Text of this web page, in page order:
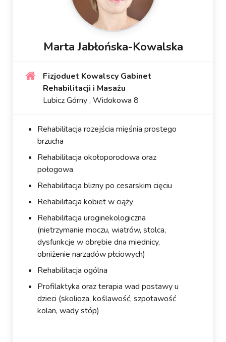
Marta Jabłońska-Kowalska
Fizjoduet Kowalscy Gabinet
Rehabilitacji i Masażu
Lubicz Górny , Widokowa 8
Rehabilitacja rozejścia mięśnia prostego
brzucha
Rehabilitacja okołoporodowa oraz
połogowa
Rehabilitacja blizny po cesarskim cięciu
Rehabilitacja kobiet w ciąży
Rehabilitacja uroginekologiczna
(nietrzymanie moczu, wiatrów, stolca,
dysfunkcje w obrębie dna miednicy,
obniżenie narządów płciowych)
Rehabilitacja ogólna
Profilaktyka oraz terapia wad postawy u
dzieci (skolioza, koślawość, szpotawość
kolan, wady stóp)